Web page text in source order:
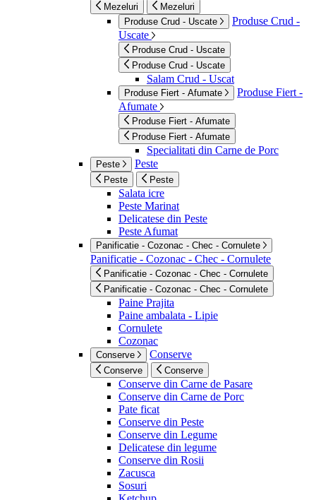
Mezeluri
Mezeluri
Produse Crud - Uscate
Produse Crud -
Uscate
Produse Crud - Uscate
Produse Crud - Uscate
Salam Crud - Uscat
Produse Fiert - Afumate
Produse Fiert -
Afumate
Produse Fiert - Afumate
Produse Fiert - Afumate
Specialitati din Carne de Porc
Peste Peste
Peste Peste
Salata icre
Peste Marinat
Delicatese din Peste
Peste Afumat
Panificatie - Cozonac - Chec - Cornulete
Panificatie - Cozonac - Chec - Cornulete
Panificatie - Cozonac - Chec - Cornulete
Panificatie - Cozonac - Chec - Cornulete
Paine Prajita
Paine ambalata - Lipie
Cornulete
Cozonac
Conserve Conserve
Conserve Conserve
Conserve din Carne de Pasare
Conserve din Carne de Porc
Pate ficat
Conserve din Peste
Conserve din Legume
Delicatese din legume
Conserve din Rosii
Zacusca
Sosuri